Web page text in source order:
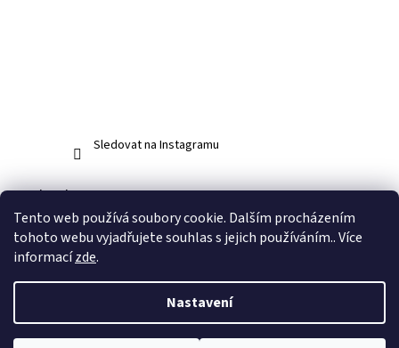
Tento web používá soubory cookie. Dalším procházením
tohoto webu vyjadřujete souhlas s jejich používáním.. Více
informacízde.
Nastavení
Sledovat na Instagramu
Facebook
Copyright 2026www.abos.cz. Všechna práva vyhrazena.Upravit